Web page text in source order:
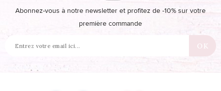
Abonnez-vous à notre newsletter et profitez de -10% sur votre
première commande